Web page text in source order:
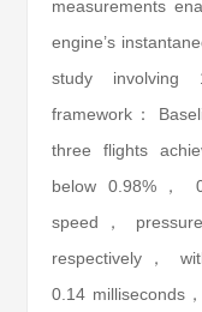
measurements
engine’s
study involving
framework：
three flights
below 0.98%，
speed，
respectively，
0.14 milliseconds